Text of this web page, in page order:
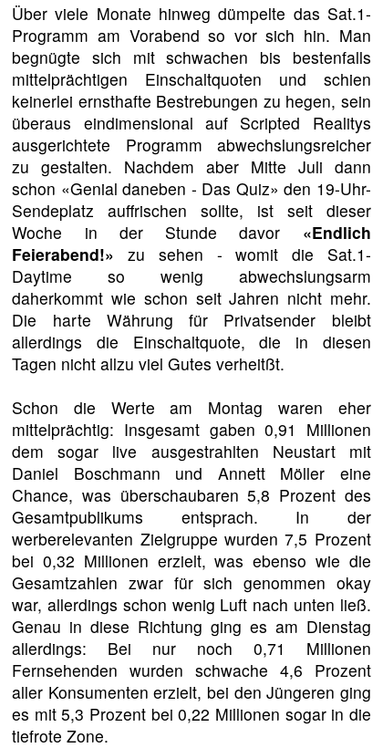
Über viele Monate hinweg dümpelte das Sat.1-
Programm am Vorabend so vor sich hin. Man
begnügte sich mit schwachen bis bestenfalls
mittelprächtigen Einschaltquoten und schien
keinerlei ernsthafte Bestrebungen zu hegen, sein
überaus eindimensional auf Scripted Realitys
ausgerichtete Programm abwechslungsreicher
zu gestalten. Nachdem aber Mitte Juli dann
schon «Genial daneben - Das Quiz» den 19-Uhr-
Sendeplatz auffrischen sollte, ist seit dieser
Woche in der Stunde davor «Endlich
Feierabend!» zu sehen - womit die Sat.1-
Daytime so wenig abwechslungsarm
daherkommt wie schon seit Jahren nicht mehr.
Die harte Währung für Privatsender bleibt
allerdings die Einschaltquote, die in diesen
Tagen nicht allzu viel Gutes verheitßt.
Schon die Werte am Montag waren eher
mittelprächtig: Insgesamt gaben 0,91 Millionen
dem sogar live ausgestrahlten Neustart mit
Daniel Boschmann und Annett Möller eine
Chance, was überschaubaren 5,8 Prozent des
Gesamtpublikums entsprach. In der
werberelevanten Zielgruppe wurden 7,5 Prozent
bei 0,32 Millionen erzielt, was ebenso wie die
Gesamtzahlen zwar für sich genommen okay
war, allerdings schon wenig Luft nach unten ließ.
Genau in diese Richtung ging es am Dienstag
allerdings: Bei nur noch 0,71 Millionen
Fernsehenden wurden schwache 4,6 Prozent
aller Konsumenten erzielt, bei den Jüngeren ging
es mit 5,3 Prozent bei 0,22 Millionen sogar in die
tiefrote Zone.